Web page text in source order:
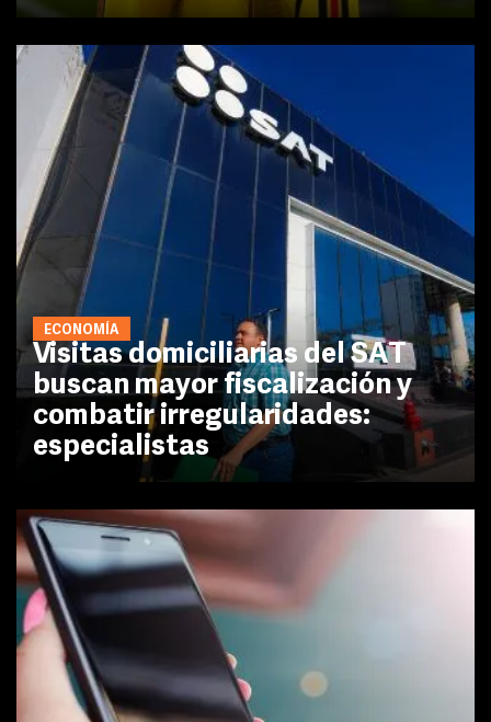
ECONOMÍA
Visitas domiciliarias del SAT
buscan mayor fiscalización y
combatir irregularidades:
especialistas